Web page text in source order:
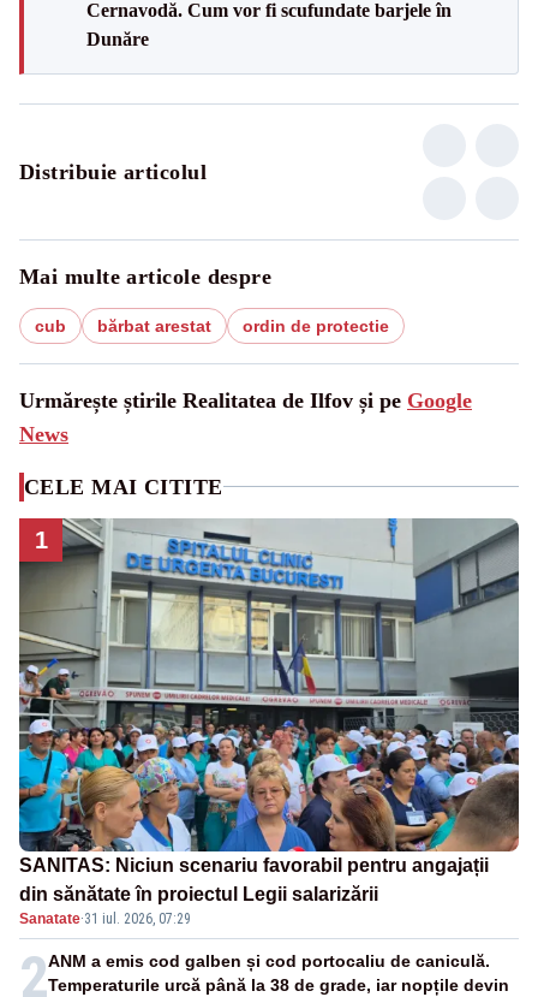
Cernavodă. Cum vor fi scufundate barjele în
Dunăre
Distribuie articolul
Mai multe articole despre
cub bărbat arestat ordin de protectie
Urmărește știrile Realitatea de Ilfov și pe Google
News
CELE MAI CITITE
1
SANITAS: Niciun scenariu favorabil pentru angajații
din sănătate în proiectul Legii salarizării
Sanatate·31 iul. 2026, 07:29
2ANM a emis cod galben și cod portocaliu de caniculă.
Temperaturile urcă până la 38 de grade, iar nopțile devin